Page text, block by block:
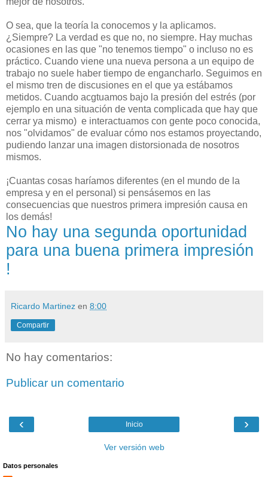
O sea, que la teoría la conocemos y la aplicamos.
¿Siempre? La verdad es que no, no siempre. Hay muchas
ocasiones en las que "no tenemos tiempo" o incluso no es
práctico. Cuando viene una nueva persona a un equipo de
trabajo no suele haber tiempo de engancharlo. Seguimos en
el mismo tren de discusiones en el que ya estábamos
metidos. Cuando acgtuamos bajo la presión del estrés (por
ejemplo en una situación de venta complicada que hay que
cerrar ya mismo) e interactuamos con gente poco conocida,
nos "olvidamos" de evaluar cómo nos estamos proyectando,
pudiendo lanzar una imagen distorsionada de nosotros
mismos.
¡Cuantas cosas haríamos diferentes (en el mundo de la
empresa y en el personal) si pensásemos en las
consecuencias que nuestros primera impresión causa en
los demás!
No hay una segunda oportunidad
para una buena primera impresión
!
Ricardo Martinez en 8:00
Compartir
No hay comentarios:
Publicar un comentario
‹ ›
Inicio
Ver versión web
Datos personales